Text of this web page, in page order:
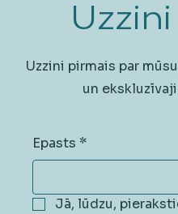
Uzzini pirmais par
un
Epasts *
Jā, lūdzu,